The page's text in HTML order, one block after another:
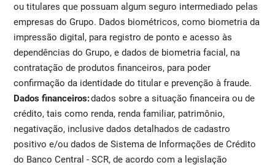
ou titulares que possuam algum seguro intermediado pelas
empresas do Grupo. Dados biométricos, como biometria da
impressão digital, para registro de ponto e acesso às
dependências do Grupo, e dados de biometria facial, na
contratação de produtos financeiros, para poder
confirmação da identidade do titular e prevenção à fraude.
Dados financeiros:dados sobre a situação financeira ou de
crédito, tais como renda, renda familiar, patrimônio,
negativação, inclusive dados detalhados de cadastro
positivo e/ou dados de Sistema de Informações de Crédito
do Banco Central - SCR, de acordo com a legislação